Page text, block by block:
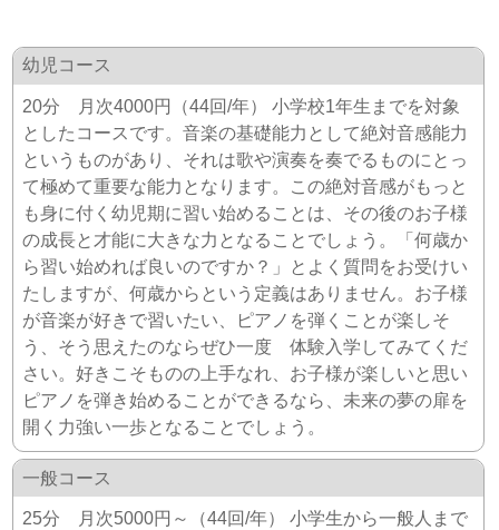
幼児コース
20分 月次4000円（44回/年） 小学校1年生までを対象
としたコースです。音楽の基礎能力として絶対音感能力
というものがあり、それは歌や演奏を奏でるものにとっ
て極めて重要な能力となります。この絶対音感がもっと
も身に付く幼児期に習い始めることは、その後のお子様
の成長と才能に大きな力となることでしょう。「何歳か
ら習い始めれば良いのですか？」とよく質問をお受けい
たしますが、何歳からという定義はありません。お子様
が音楽が好きで習いたい、ピアノを弾くことが楽しそ
う、そう思えたのならぜひ一度 体験入学してみてくだ
さい。好きこそものの上手なれ、お子様が楽しいと思い
ピアノを弾き始めることができるなら、未来の夢の扉を
開く力強い一歩となることでしょう。
一般コース
25分 月次5000円～（44回/年） 小学生から一般人まで